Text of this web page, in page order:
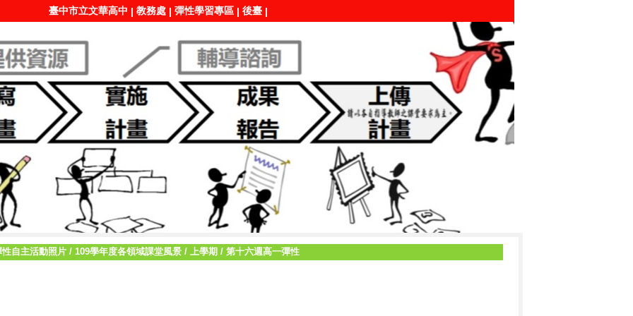
臺中市立文華高中 | 教務處 | 彈性學習專區 | 後臺 |
性自主活動照片/ 109學年度各領域課堂風景/ 上學期 / 第十六週高一彈性